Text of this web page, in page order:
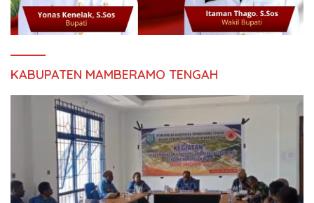
KABUPATEN MAMBERAMO TENGAH